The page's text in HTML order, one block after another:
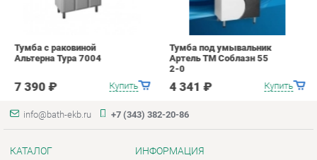
info@bath-ekb.ru
КАТАЛОГ
Шкафы в ванную
Комоды для ванной
Умывальники с тумбой
Тумбы под раковину
ИНФОРМАЦИЯ
О проекте
Контакты
Дизайн
Доставка и Оплата
Скидки и Акции